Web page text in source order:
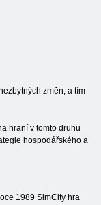
změn, a tím
hraní v tomto druhu
hospodářského a
1989 SimCity hra